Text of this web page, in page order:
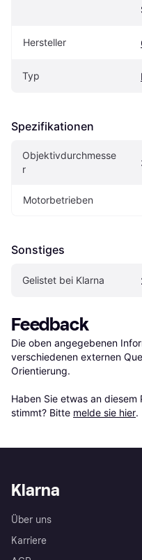
Hersteller
Typ
Spezifikationen
Objektivdurchmesse
r
Motorbetrieben
Sonstiges
Gelistet bei Klarna
Feedback
Die oben angegebenen
verschiedenen externen
Orientierung.
Haben Sie etwas an
stimmt? Bitte melde sie hier.
Klarna
Über uns
Karriere